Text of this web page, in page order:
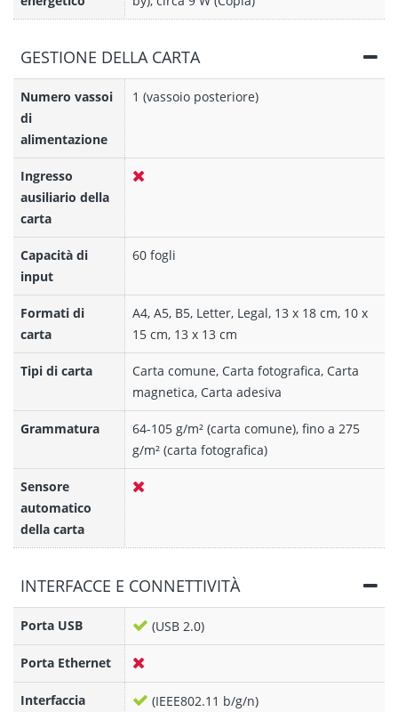
GESTIONE DELLA CARTA
Numero vassoi
di
alimentazione
1 (vassoio posteriore)
Ingresso
ausiliario della
carta
Capacità di
input
60 fogli
Formati di
carta
A4, A5, B5, Letter, Legal, 13 x 18 cm, 10 x
15 cm, 13 x 13 cm
Tipi di carta
Carta comune, Carta fotografica, Carta
magnetica, Carta adesiva
Grammatura
64-105 g/m² (carta comune), fino a 275
g/m² (carta fotografica)
Sensore
automatico
della carta
INTERFACCE E CONNETTIVITÀ
Porta USB (USB 2.0)
Porta Ethernet
Interfaccia
(IEEE802.11 b/g/n)